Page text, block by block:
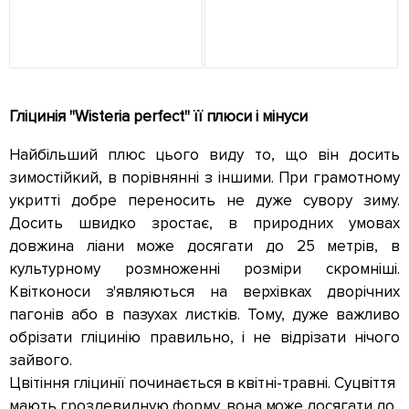
Гліцинія "Wisteria perfect" її плюси і мінуси
Найбільший плюс цього виду то, що він досить
зимостійкий, в порівнянні з іншими. При грамотному
укритті добре переносить не дуже сувору зиму.
Досить швидко зростає, в природних умовах
довжина ліани може досягати до 25 метрів, в
культурному розмноженні розміри скромніші.
Квітконоси з'являються на верхівках дворічних
пагонів або в пазухах листків. Тому, дуже важливо
обрізати гліцинію правильно, і не відрізати нічого
зайвого.
Цвітіння гліцинії починається в квітні-травні. Суцвіття